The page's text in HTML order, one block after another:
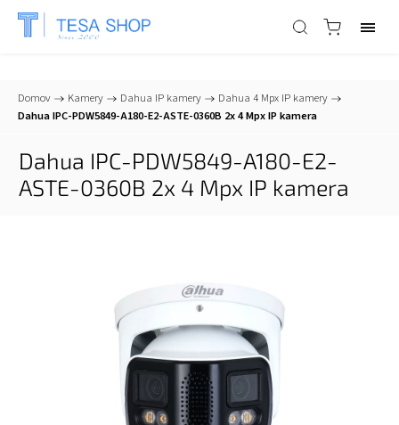
📞+421 903 553 805 info@tesa-systems.sk
Domov / Kamery / Dahua IP kamery / Dahua 4 Mpx IP kamery /
Dahua IPC-PDW5849-A180-E2-ASTE-0360B 2x 4 Mpx IP kamera
Dahua IPC-PDW5849-A180-E2-
ASTE-0360B 2x 4 Mpx IP kamera